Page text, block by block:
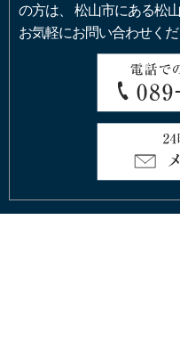
の方は、
松山市にある松
お気軽にお問い合わせくだ